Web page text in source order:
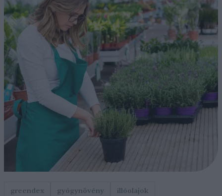
greendex gyógynövény
illóolajok